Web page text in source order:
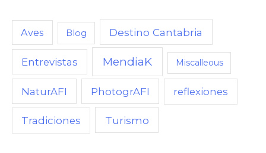
A
D
Aves Blog Destino Cantabria
Entrevistas MendiaK Miscalleous
NaturAFI PhotogrAFI reflexiones
Tradiciones Turismo